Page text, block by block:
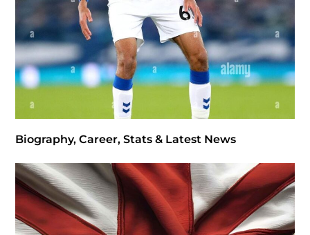
Biography, Career, Stats & Latest News